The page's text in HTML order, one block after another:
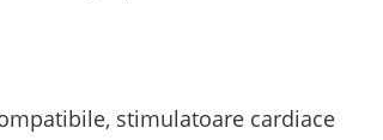
stimulatoare cardiace